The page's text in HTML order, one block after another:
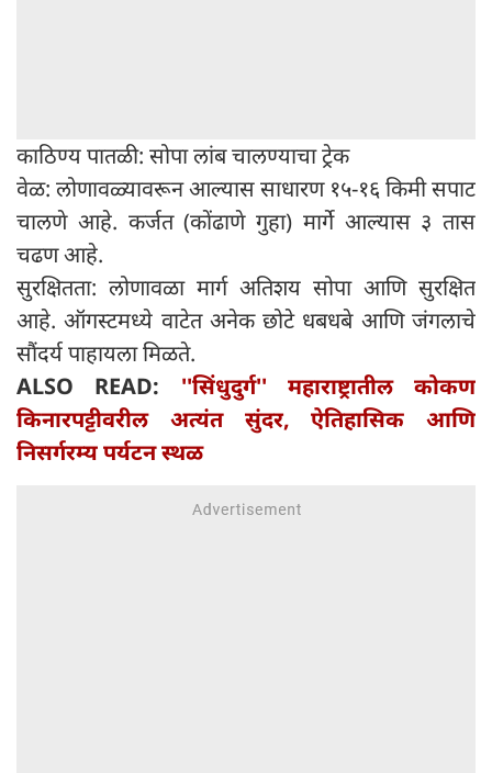
काठिण्य पातळी: सोपा लांब चालण्याचा ट्रेक
वेळ: लोणावळ्यावरून आल्यास साधारण १५-१६ किमी सपाट
चालणे आहे. कर्जत (कोंढाणे गुहा) मार्गे आल्यास ३ तास
चढण आहे.
सुरक्षितता: लोणावळा मार्ग अतिशय सोपा आणि सुरक्षित
आहे. ऑगस्टमध्ये वाटेत अनेक छोटे धबधबे आणि जंगलाचे
सौंदर्य पाहायला मिळते.
ALSO READ: ''सिंधुदुर्ग'' महाराष्ट्रातील कोकण
किनारपट्टीवरील अत्यंत सुंदर, ऐतिहासिक आणि
निसर्गरम्य पर्यटन स्थळ